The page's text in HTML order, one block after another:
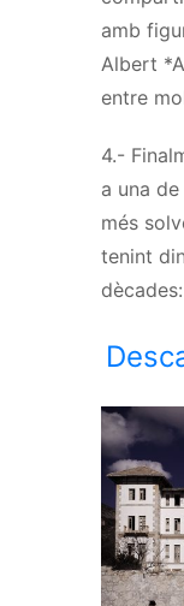
amb
Albert
entre
4.-
a una
més
tenint